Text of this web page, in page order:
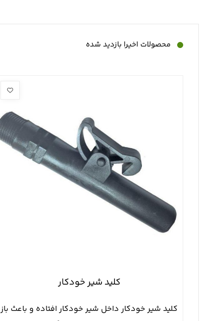
محصولات اخیرا بازدید شده
كليد شير خودكار
كليد شير خودكار داخل شير خودكار افتاده و باعث باز